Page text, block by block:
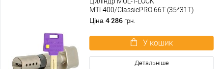
MTL400/ClassicPRO 66T (35*31T)
нікель сатин
Ціна 4 286 грн.
У кошик
Детальніше